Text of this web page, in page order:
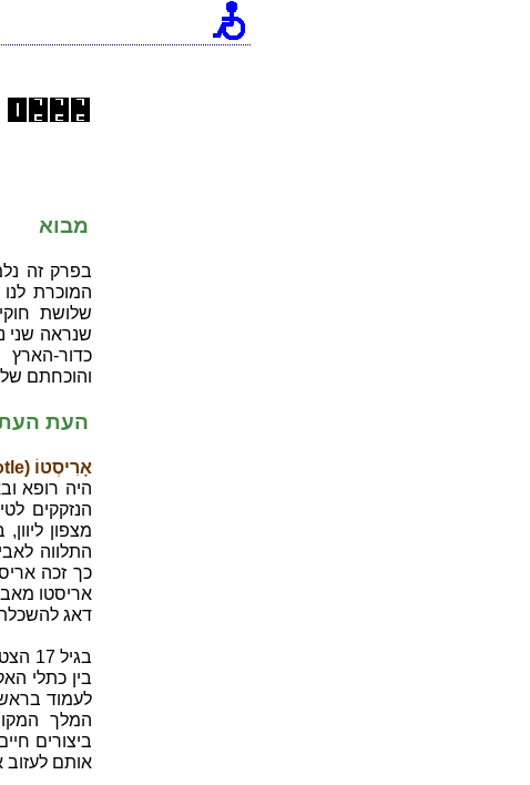
מבוא
בפרק זה
המוכרת
שלושת
שנראה שני
כדור-הארץ
והוכחתם של
העת
אָרִיסְטוֹ (Aristotle)
היה רופא
הנזקקים
מצפון
התלווה
אריסטו
דאג
בגיל 17 הצטרף אריסטו לאקדמיה של
בין כתלי
המלך
ביצורים
אותם לעזוב